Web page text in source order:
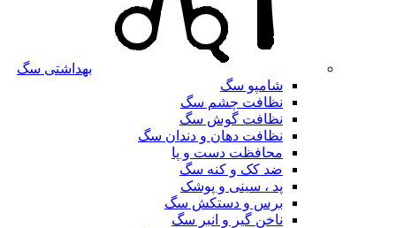
بهداشتی سگ
شامپو سگ
نظافت چشم سگ
نظافت گوش سگ
نظافت دهان و دندان سگ
محافظت دست و پا
ضد کک و کنه سگ
پد ، سینی و پوشک
برس و دستکش سگ
ناخن گیر و انبر سگ